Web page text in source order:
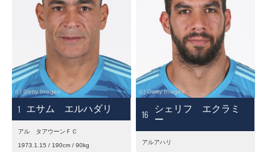
1 エサム エルハダリ
アル タアウーンＦＣ
1973.1.15 / 190cm / 90kg
16
シェリフ エクラミ
ー
アルアハリ